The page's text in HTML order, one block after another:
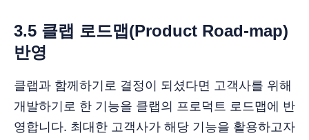
3.5 클랩 로드맵(Product Road-map)
반영
클랩과 함께하기로 결정이 되셨다면 고객사를 위해
개발하기로 한 기능을 클랩의 프로덕트 로드맵에 반
영합니다. 최대한 고객사가 해당 기능을 활용하고자